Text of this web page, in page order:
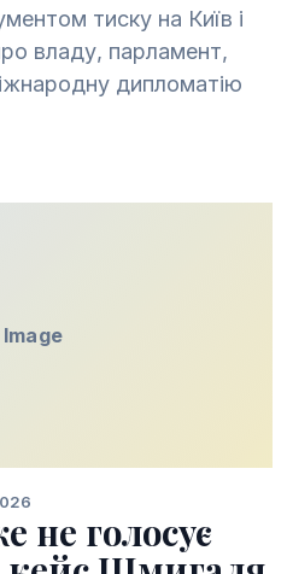
тиску на Київ і
владу, парламент,
дипломатію
Image
не голосує